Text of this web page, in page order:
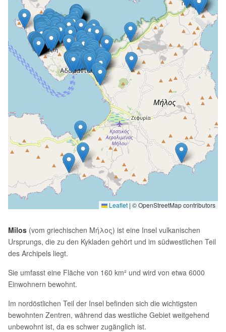
Leaflet | © OpenStreetMap contributors
Milos (vom griechischen Μήλος) ist eine Insel vulkanischen
Ursprungs, die zu den Kykladen gehört und im südwestlichen Teil
des Archipels liegt.
Sie umfasst eine Fläche von 160 km² und wird von etwa 6000
Einwohnern bewohnt.
Im nordöstlichen Teil der Insel befinden sich die wichtigsten
bewohnten Zentren, während das westliche Gebiet weitgehend
unbewohnt ist, da es schwer zugänglich ist.